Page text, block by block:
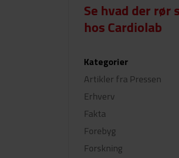
Se hvad der rør
hos Cardiolab
Kategorier
Artikler fra Pressen
Erhverv
Fakta
Forebyg
Forskning